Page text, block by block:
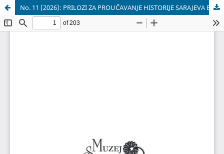
No. 11 (2026): PRILOZI ZA PROUČAVANJE HISTORIJE SARAJEVA Broj 11